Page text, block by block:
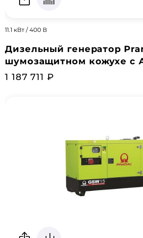
11.1 кВт / 400 В
Дизельный генератор
шумозащитном кожухе с
1 187 711 ₽